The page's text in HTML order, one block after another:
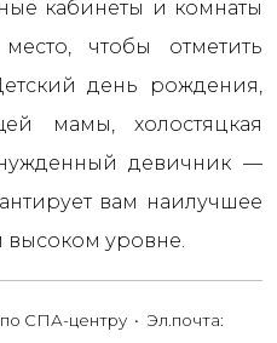
кабинеты и комнаты
чтобы отметить
день рождения,
мамы, холостяцкая
девичник —
вам наилучшее
высоком уровне.
СПА-центру • Эл.почта: